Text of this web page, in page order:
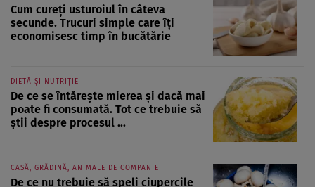
Cum cureți usturoiul în câteva
secunde. Trucuri simple care îți
economisesc timp în bucătărie
DIETĂ ȘI NUTRIȚIE
De ce se întărește mierea și dacă mai
poate fi consumată. Tot ce trebuie să
știi despre procesul ...
CASĂ, GRĂDINĂ, ANIMALE DE COMPANIE
De ce nu trebuie să speli ciupercile